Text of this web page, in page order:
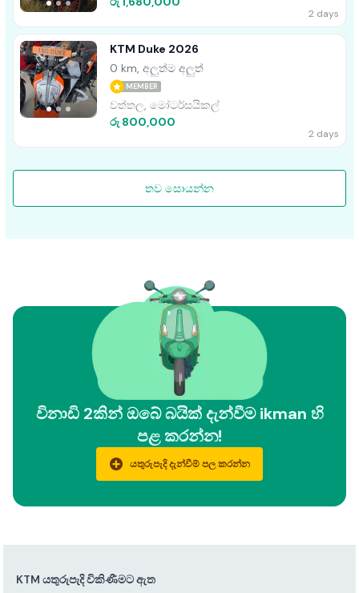
2 days
KTM Duke 2026
0 km, අලුත්ම අලුත්
MEMBER
වත්තල, මෝටර්සයිකල්
රු 800,000
2 days
තව සොයන්න
විනාඩි 2කින් ඔබේ බයික් දැන්වීම ikman හි
පළ කරන්න!
යතුරුපැදි දැන්වීම් පල කරන්න
KTM යතුරුපැදි විකිණීමට ඇත